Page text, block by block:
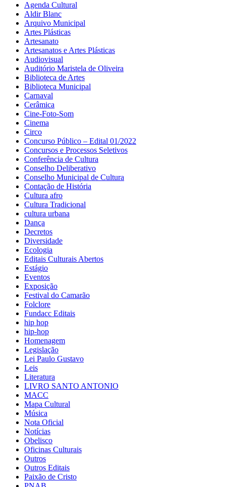
Agenda Cultural
Aldir Blanc
Arquivo Municipal
Artes Plásticas
Artesanato
Artesanatos e Artes Plásticas
Audiovisual
Auditório Maristela de Oliveira
Biblioteca de Artes
Biblioteca Municipal
Carnaval
Cerâmica
Cine-Foto-Som
Cinema
Circo
Concurso Público – Edital 01/2022
Concursos e Processos Seletivos
Conferência de Cultura
Conselho Deliberativo
Conselho Municipal de Cultura
Contação de História
Cultura afro
Cultura Tradicional
cultura urbana
Dança
Decretos
Diversidade
Ecologia
Editais Culturais Abertos
Estágio
Eventos
Exposição
Festival do Camarão
Folclore
Fundacc Editais
hip hop
hip-hop
Homenagem
Legislação
Lei Paulo Gustavo
Leis
Literatura
LIVRO SANTO ANTONIO
MACC
Mapa Cultural
Música
Nota Oficial
Notícias
Obelisco
Oficinas Culturais
Outros
Outros Editais
Paixão de Cristo